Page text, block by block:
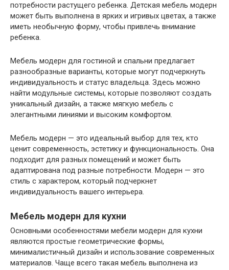
потребности растущего ребенка. Детская мебель модерн
может быть выполнена в ярких и игривых цветах, а также
иметь необычную форму, чтобы привлечь внимание
ребенка.
Мебель модерн для гостиной и спальни предлагает
разнообразные варианты, которые могут подчеркнуть
индивидуальность и статус владельца. Здесь можно
найти модульные системы, которые позволяют создать
уникальный дизайн, а также мягкую мебель с
элегантными линиями и высоким комфортом.
Мебель модерн — это идеальный выбор для тех, кто
ценит современность, эстетику и функциональность. Она
подходит для разных помещений и может быть
адаптирована под разные потребности. Модерн — это
стиль с характером, который подчеркнет
индивидуальность вашего интерьера.
Мебель модерн для кухни
Основными особенностями мебели модерн для кухни
являются простые геометрические формы,
минималистичный дизайн и использование современных
материалов. Чаще всего такая мебель выполнена из